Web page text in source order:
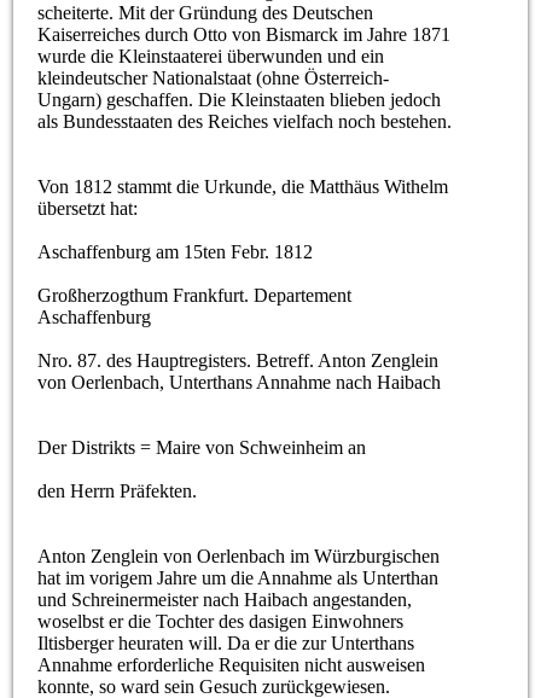
scheiterte. Mit der Gründung des Deutschen
Kaiserreiches durch Otto von Bismarck im Jahre 1871
wurde die Kleinstaaterei überwunden und ein
kleindeutscher Nationalstaat (ohne Österreich-
Ungarn) geschaffen. Die Kleinstaaten blieben jedoch
als Bundesstaaten des Reiches vielfach noch bestehen.
Von 1812 stammt die Urkunde, die Matthäus Withelm
übersetzt hat:
Aschaffenburg am 15ten Febr. 1812
Großherzogthum Frankfurt. Departement
Aschaffenburg
Nro. 87. des Hauptregisters. Betreff. Anton Zenglein
von Oerlenbach, Unterthans Annahme nach Haibach
Der Distrikts = Maire von Schweinheim an
den Herrn Präfekten.
Anton Zenglein von Oerlenbach im Würzburgischen
hat im vorigem Jahre um die Annahme als Unterthan
und Schreinermeister nach Haibach angestanden,
woselbst er die Tochter des dasigen Einwohners
Iltisberger heuraten will. Da er die zur Unterthans
Annahme erforderliche Requisiten nicht ausweisen
konnte, so ward sein Gesuch zurückgewiesen.